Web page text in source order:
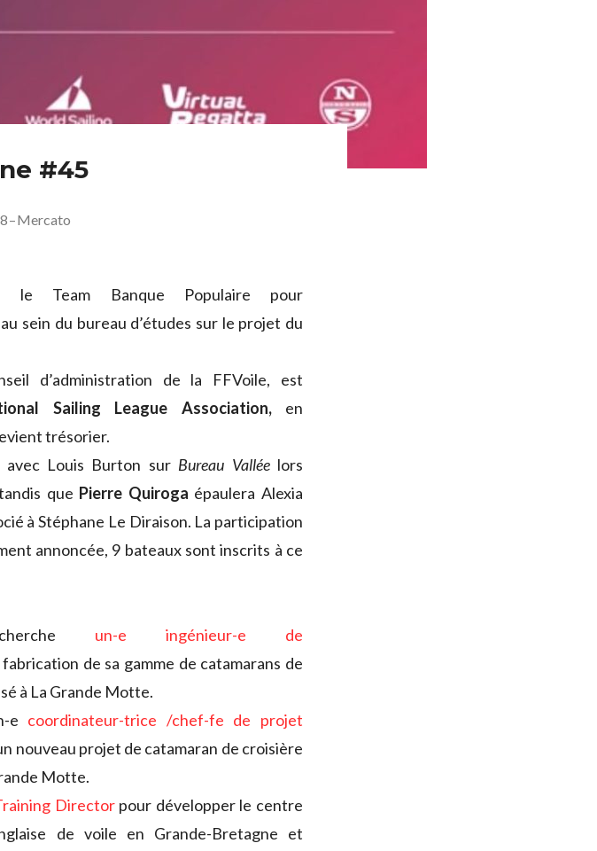
#45
–Mercato
le Team Banque Populaire pour
sein du bureau d’études sur le projet du
d’administration de la FFVoile, est
Sailing League Association, en
trésorier.
avec Louis Burton sur Bureau Valléelors
que Pierre Quiroga épaulera Alexia
à Stéphane Le Diraison. La participation
annoncée, 9 bateaux sont inscrits à ce
un-e ingénieur-e de
de sa gamme de catamarans de
à La Grande Motte.
e coordinateur-trice /chef-fe de projet
nouveau projet de catamaran de croisière
Motte.
Directorpour développer le centre
de voile en Grande-Bretagne et